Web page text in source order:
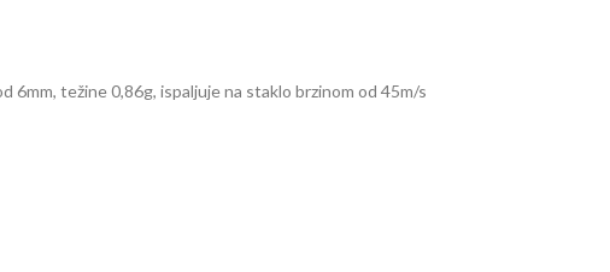
težine 0,86g, ispaljuje na staklo brzinom od 45m/s